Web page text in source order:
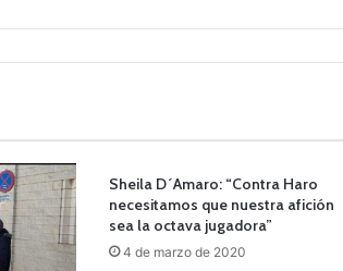
Sheila D´Amaro: “Contra Haro
necesitamos que nuestra afición
sea la octava jugadora”
4 de marzo de 2020